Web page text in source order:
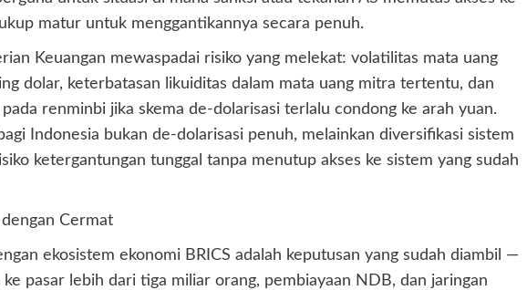
matur untuk menggantikannya secara penuh.
Keuangan mewaspadai risiko yang melekat: volatilitas mata uang
dolar, keterbatasan likuiditas dalam mata uang mitra tertentu, dan
renminbi jika skema de-dolarisasi terlalu condong ke arah yuan.
Indonesia bukan de-dolarisasi penuh, melainkan diversifikasi sistem
ketergantungan tunggal tanpa menutup akses ke sistem yang sudah
Cermat
ekosistem ekonomi BRICS adalah keputusan yang sudah diambil —
pasar lebih dari tiga miliar orang, pembiayaan NDB, dan jaringan